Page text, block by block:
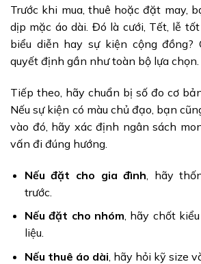
Trước khi mua, thuê hoặc đặt may,
dịp mặc áo dài. Đó là cưới, Tết, lễ
biểu diễn hay sự kiện cộng đồng?
quyết định gần như toàn bộ lựa chọn.
Tiếp theo, hãy chuẩn bị số đo cơ
Nếu sự kiện có màu chủ đạo, bạn
vào đó, hãy xác định ngân sách
vấn đi đúng hướng.
Nếu đặt cho gia đình , hãy
trước.
Nếu đặt cho nhóm, hãy chốt
liệu.
Nếu thuê áo dài , hãy hỏi kỹ size